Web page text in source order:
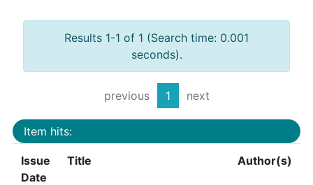
Results 1-1 of 1 (Search time: 0.001
seconds).
previous 1 next
Item hits:
Issue
Date
Title Author(s)